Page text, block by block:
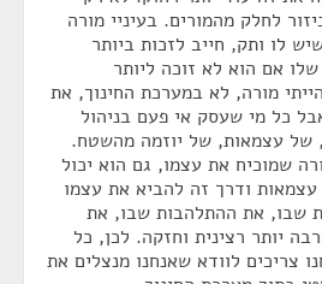
לחלק מהמורים. בעיניי מורה
לו ותק, חייב לזכות ביותר
אם הוא לא זוכה ליותר
מורה, לא במערכת החינוך, את
כל מי שעסק אי פעם בניהול
של עצמאות, של יוזמה מהשטח.
שמוכיח את עצמו, גם הוא יכול
עצמאות ודרך זה להביא את עצמו
שבו, את ההתלהבות שבו, את
יותר רצינית וחזקה. לכן, כל
צריכים לוודא שאנחנו מנצלים את